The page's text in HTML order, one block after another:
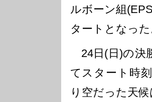
ルボーン組
タートとなった
24日(日)の決
てスタート時
り空だった天